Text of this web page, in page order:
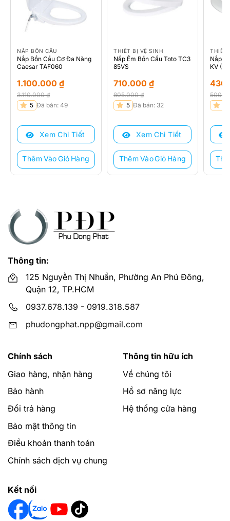
NẮP BỒN CẦU
Nắp Bồn Cầu Cơ Đa Năng
Caesar TAF060
3.110.000₫
Giá
là:
3.110.000 ₫.
1.100.000 ₫
Giá
tại
1.100.000 ₫.
5 Đã bán: 49
Xem Chi Tiết
Thêm Vào Giỏ Hàng
THIẾT BỊ VỆ SINH
Nắp Êm Bồn Cầu Toto TC3
85VS
805.000₫
Giá
là:
805.000 ₫.
710.000₫
Giá
tại
710.000 ₫.
5 Đã bán: 32
Xem Chi Tiết
Thêm Vào Giỏ Hàng
THIẾT
Nắp
KV
Giá
là:
Giá
tại
Thông tin:
125 Nguyễn Thị Nhuần, Phường An Phú Đông,
Quận 12, TP.HCM
0937.678.139 - 0919.318.587
phudongphat.npp@gmail.com
Chính sách
Giao hàng, nhận hàng
Bảo hành
Đổi trả hàng
Bảo mật thông tin
Điều khoản thanh toán
Chính sách dịch vụ chung
Thông tin hữu ích
Về chúng tôi
Hồ sơ năng lực
Hệ thống cửa hàng
Kết nối